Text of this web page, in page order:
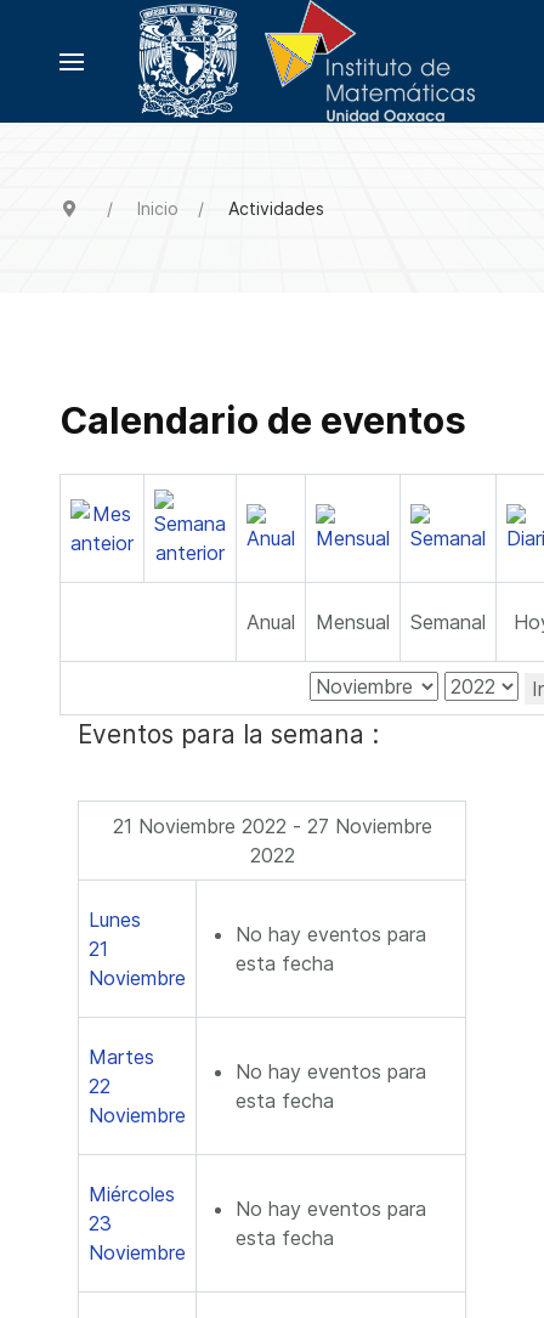
Inicio Actividades
Calendario de eventos
Anual Mensual Semanal
Eventos para la semana :
21 Noviembre 2022 - 27 Noviembre
2022
Lunes
21
Noviembre
No hay eventos para
esta fecha
Martes
22
Noviembre
No hay eventos para
esta fecha
Miércoles
23
Noviembre
No hay eventos para
esta fecha